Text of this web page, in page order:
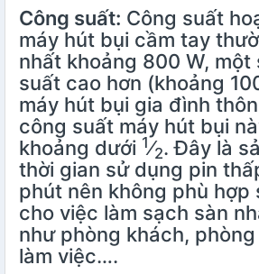
Công suất: Công suất
máy hút bụi cầm tay
nhất khoảng 800 W, một
suất cao hơn (khoảng
máy hút bụi gia đình
công suất máy hút bụi
khoảng dưới 1⁄2. Đây là
thời gian sử dụng pin
phút nên không phù hợp
cho việc làm sạch sàn
như phòng khách,
làm việc….